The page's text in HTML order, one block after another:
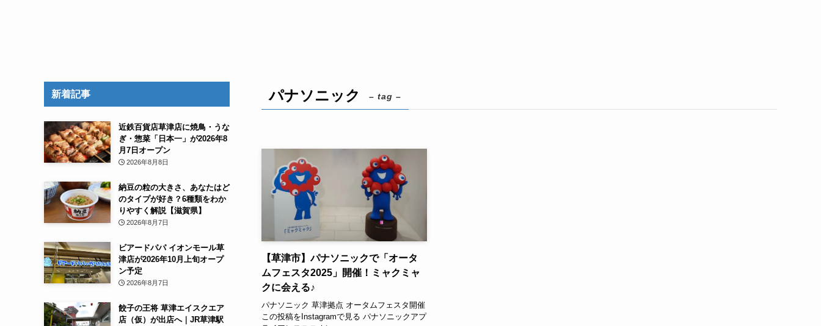
パナソニック – tag –
【草津市】パナソニックで「オータ
ムフェスタ2025」開催！ミャクミャ
クに会える♪
パナソニック 草津拠点 オータムフェスタ開催
この投稿をInstagramで見る パナソニックアプ
新着記事
近鉄百貨店草津店に焼鳥・うな
ぎ・惣菜「日本一」が2026年8
月7日オープン
2026年8月8日
納豆の粒の大きさ、あなたはど
のタイプが好き？6種類をわか
りやすく解説【滋賀県】
2026年8月7日
ビアードパパ イオンモール草
津店が2026年10月上旬オープ
ン予定
2026年8月7日
餃子の王将 草津エイスクエア
店（仮）が出店へ｜JR草津駅